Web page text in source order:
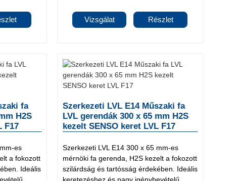
Vizsgálat Részlet
fa
H2S
F17
es
a fokozott
Ideális
Szerkezeti LVL E14 Műszaki fa
LVL gerendák 300 x 65 mm H2S
kezelt SENSO keret LVL F17
Szerkezeti LVL E14 300 x 65 mm-es
mérnöki fa gerenda, H2S kezelt a fokozott
szilárdság és tartósság érdekében. Ideális